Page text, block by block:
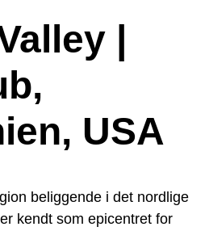
|
USA
beliggende i det nordlige
kendt som epicentret for